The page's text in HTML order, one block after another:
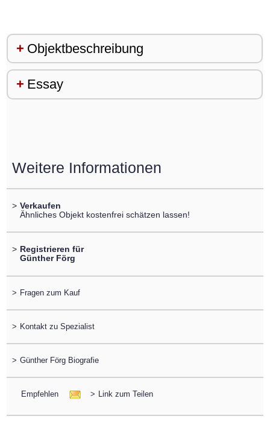
Objektbeschreibung
Essay
Weitere Informationen
> Verkaufen
Ähnliches Objekt kostenfrei schätzen lassen!
> Registrieren für
Günther Förg
> Fragen zum Kauf
> Kontakt zu Spezialist
> Günther Förg Biografie
Empfehlen > Link zum Teilen